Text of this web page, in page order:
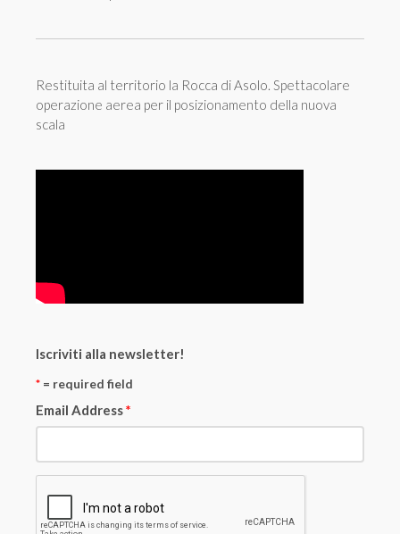
Restituita al territorio la Rocca di Asolo. Spettacolare
operazione aerea per il posizionamento della nuova
scala
Iscriviti alla newsletter!
* = required field
Email Address*